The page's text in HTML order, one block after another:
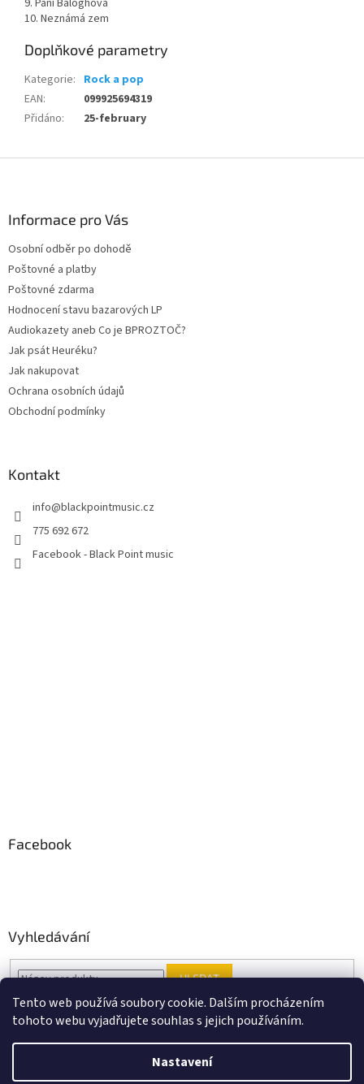
Tento web používá soubory cookie. Dalším procházením
tohoto webu vyjadřujete souhlas s jejich používáním.
Nastavení
9. Paní Baloghová
10. Neznámá zem
Doplňkové parametry
Kategorie: Rock a pop
EAN:
099925694319
Přidáno: 25-february
Informace pro Vás
Osobní odběr po dohodě
Poštovné a platby
Poštovné zdarma
Hodnocení stavu bazarových LP
Audiokazety aneb Co je BPROZTOČ?
Jak psát Heuréku?
Jak nakupovat
Ochrana osobních údajů
Obchodní podmínky
Kontakt
info@blackpointmusic.cz
775 692 672
Facebook - Black Point music
Facebook
Vyhledávání
HLEDAT